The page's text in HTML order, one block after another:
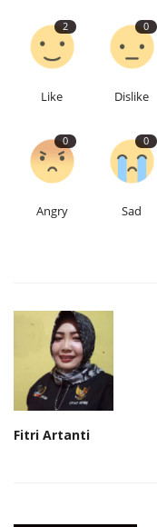
2
Like
0
Dislike
0
Angry
0
Sad
Fitri Artanti